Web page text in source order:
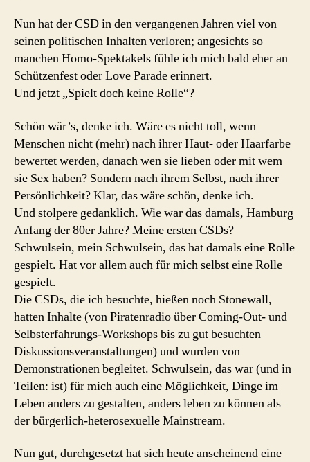
Nun hat der CSD in den vergangenen Jahren viel von
seinen politischen Inhalten verloren; angesichts so
manchen Homo-Spektakels fühle ich mich bald eher an
Schützenfest oder Love Parade erinnert.
Und jetzt „Spielt doch keine Rolle“?
Schön wär’s, denke ich. Wäre es nicht toll, wenn
Menschen nicht (mehr) nach ihrer Haut- oder Haarfarbe
bewertet werden, danach wen sie lieben oder mit wem
sie Sex haben? Sondern nach ihrem Selbst, nach ihrer
Persönlichkeit? Klar, das wäre schön, denke ich.
Und stolpere gedanklich. Wie war das damals, Hamburg
Anfang der 80er Jahre? Meine ersten CSDs?
Schwulsein, mein Schwulsein, das hat damals eine Rolle
gespielt. Hat vor allem auch für mich selbst eine Rolle
gespielt.
Die CSDs, die ich besuchte, hießen noch Stonewall,
hatten Inhalte (von Piratenradio über Coming-Out- und
Selbsterfahrungs-Workshops bis zu gut besuchten
Diskussionsveranstaltungen) und wurden von
Demonstrationen begleitet. Schwulsein, das war (und in
Teilen: ist) für mich auch eine Möglichkeit, Dinge im
Leben anders zu gestalten, anders leben zu können als
der bürgerlich-heterosexuelle Mainstream.
Nun gut, durchgesetzt hat sich heute anscheinend eine